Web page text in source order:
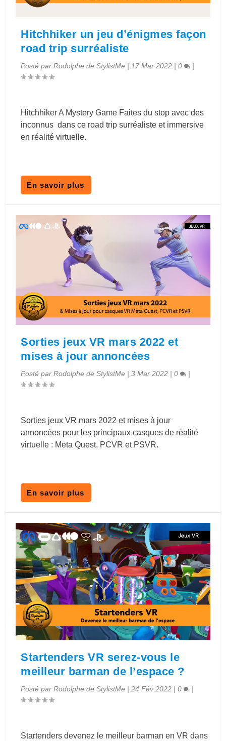
Hitchhiker un jeu d’énigmes façon
road trip surréaliste
Posté parRodolphe de StylistMe | 17 Mar 2022 |0 |
Hitchhiker A Mystery Game Faites du stop avec des
inconnus dans ce road trip surréaliste et immersive
en réalité virtuelle.
En savoir plus
Sorties jeux VR mars 2022 et
mises à jour annoncées
Posté parRodolphe de StylistMe |3 Mar 2022 |0 |
Sorties jeux VR mars 2022 et mises à jour
annoncées pour les principaux casques de réalité
virtuelle : Meta Quest, PCVR et PSVR.
En savoir plus
Startenders VR serez-vous le
meilleur barman de l’espace ?
Posté parRodolphe de StylistMe |24 Fév 2022 |0 |
Startenders devenez le meilleur barman en VR dans